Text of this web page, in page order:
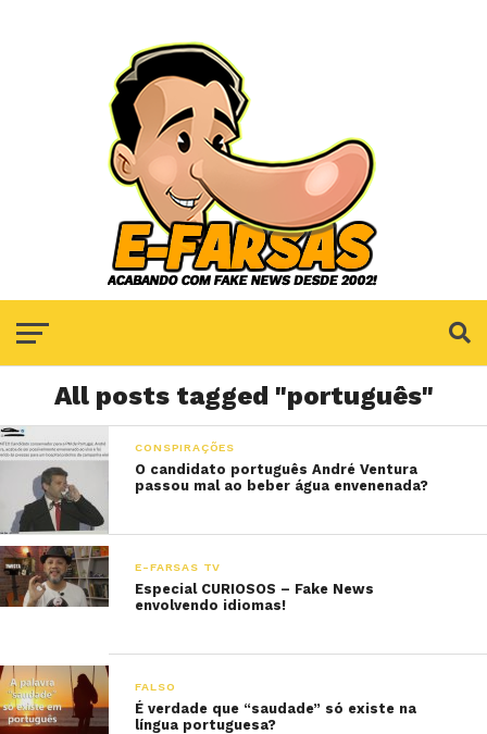
All posts tagged "português"
CONSPIRAÇÕES
O candidato português André Ventura
passou mal ao beber água envenenada?
E-FARSAS TV
Especial CURIOSOS – Fake News
envolvendo idiomas!
FALSO
É verdade que “saudade” só existe na
língua portuguesa?